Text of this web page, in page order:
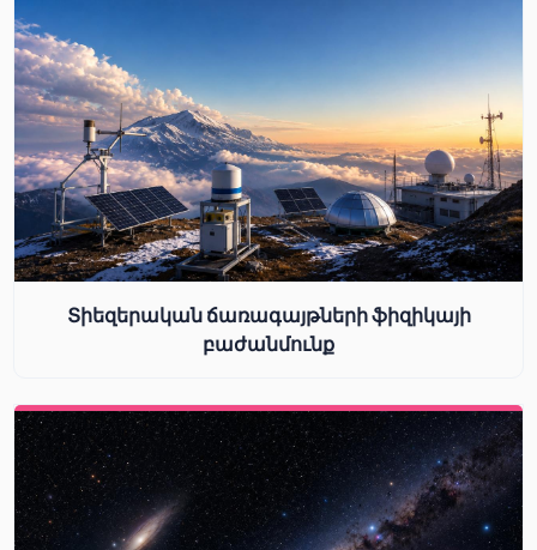
Տիեզերական ճառագայթների ֆիզիկայի
բաժանմունք